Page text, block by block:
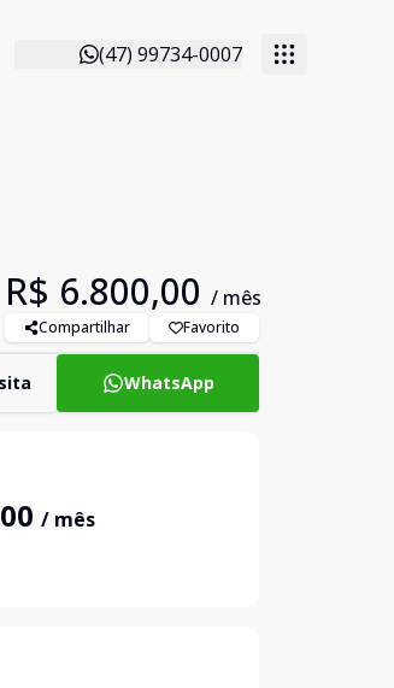
(47) 99734-0007
R$ 6.800,00 / mês
Compartilhar Favorito
WhatsApp
/ mês